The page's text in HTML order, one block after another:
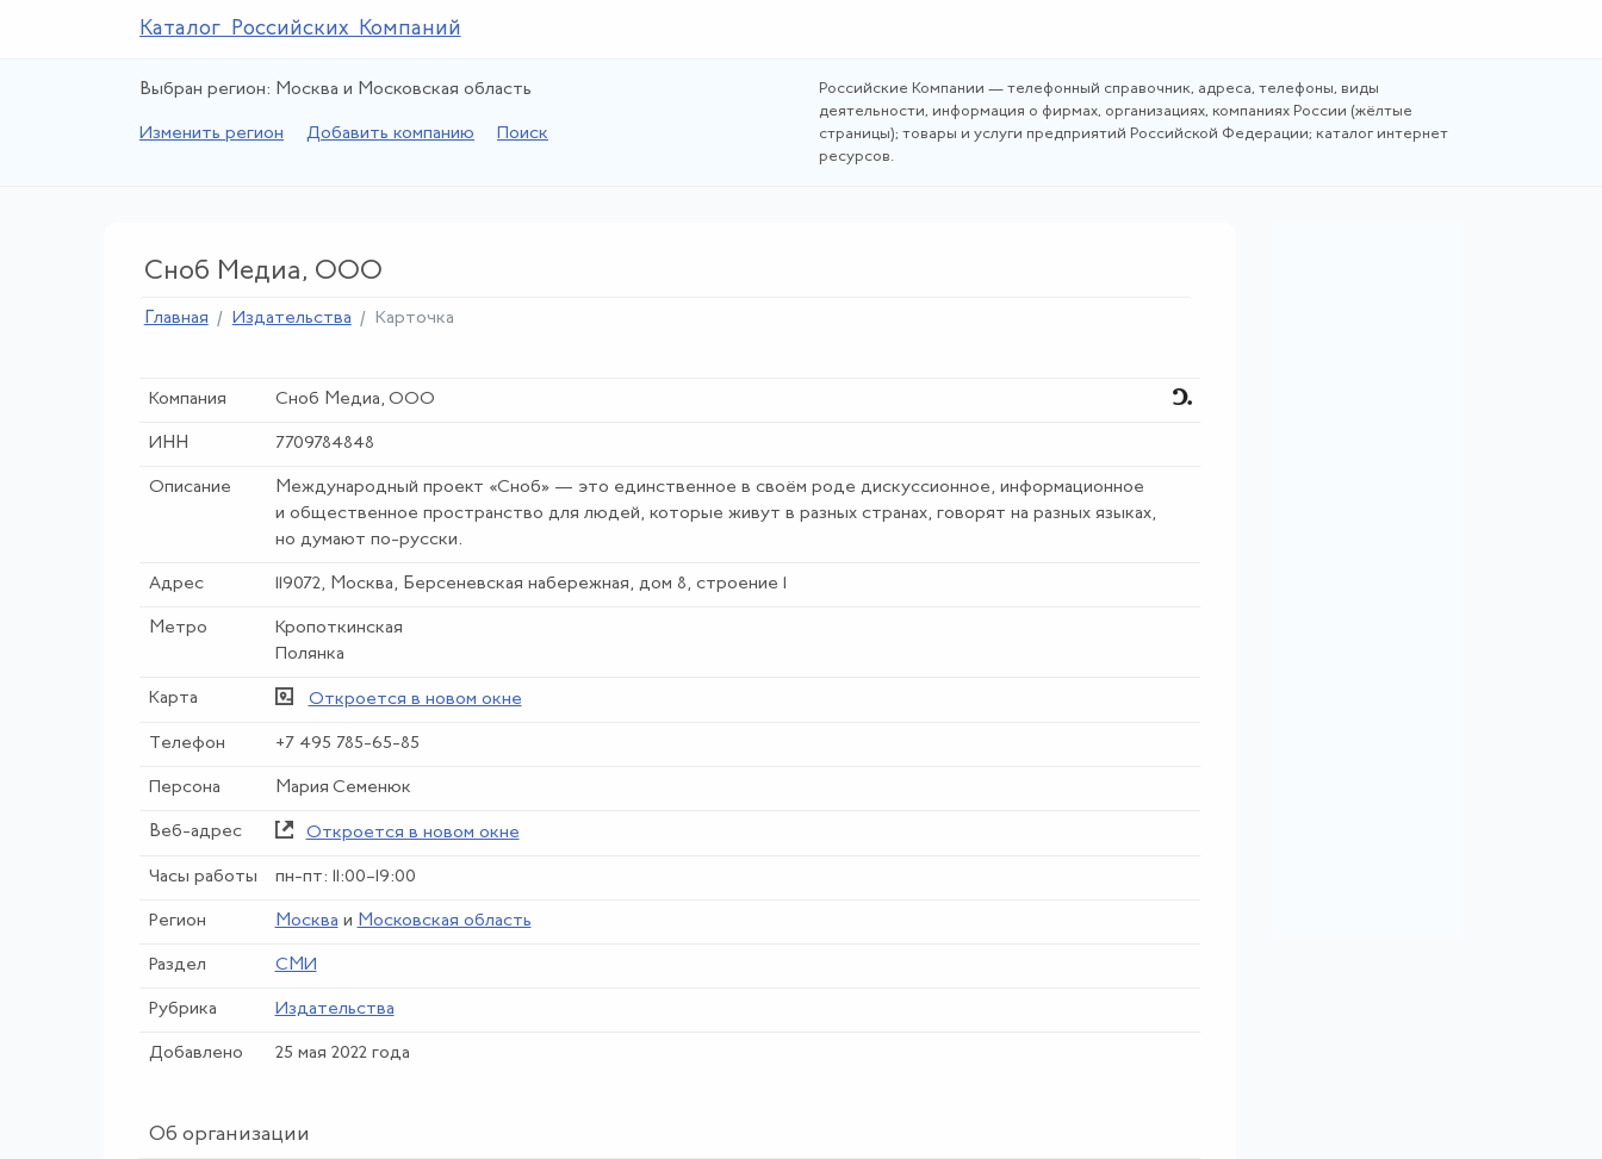
Каталог Российских Компаний
Выбран регион: Москва и Московская область
Изменить регион Добавить компанию Поиск
Российские Компании — телефонный справочник, адреса, телефоны, виды
деятельности, информация о фирмах, организациях, компаниях России (жёлтые
страницы); товары и услуги предприятий Российской Федерации; каталог интернет
ресурсов.
Сноб Медиа, ООО
Главная Издательства Карточка
Компания Сноб Медиа, ООО
ИНН 7709784848
Описание
Международный проект «Сноб» — это единственное в своём роде дискуссионное, информационное
и общественное пространство для людей, которые живут в разных странах, говорят на разных языках,
но думают по-русски.
Адрес 119072, Москва, Берсеневская набережная, дом 8, строение 1
Метро
Кропоткинская
Полянка
Карта Откроется в новом окне
Телефон +7 495 785-65-85
Персона Мария Семенюк
Веб-адрес Откроется в новом окне
Часы работы пн-пт: 11:00–19:00
Регион Москва и Московская область
Раздел СМИ
Рубрика Издательства
Добавлено 25 мая 2022 года
Об организации